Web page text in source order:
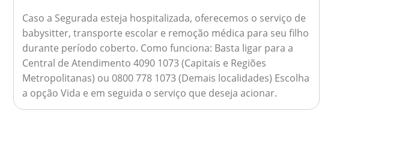
Caso a Segurada esteja hospitalizada, oferecemos o serviço de
babysitter, transporte escolar e remoção médica para seu filho
durante período coberto. Como funciona: Basta ligar para a
Central de Atendimento 4090 1073 (Capitais e Regiões
Metropolitanas) ou 0800 778 1073 (Demais localidades) Escolha
a opção Vida e em seguida o serviço que deseja acionar.